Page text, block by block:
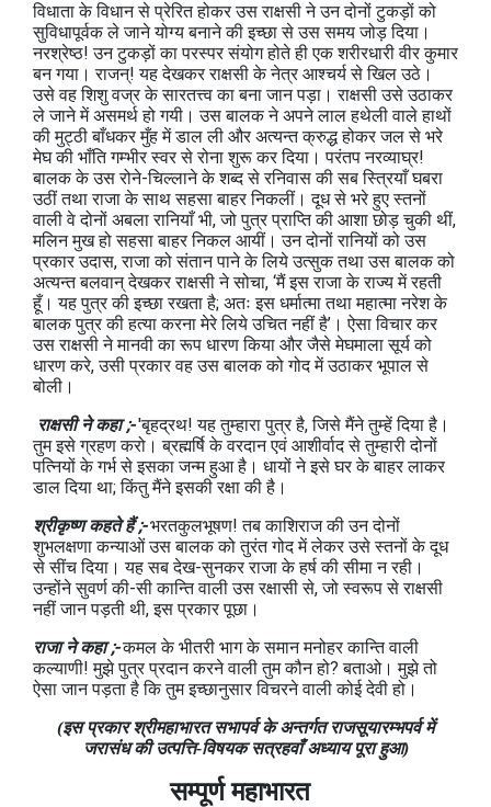
विधाता के विधान से प्रेरित होकर उस राक्षसी ने उन दोनों टुकड़ों को
सुविधापूर्वक ले जाने योग्य बनाने की इच्छा से उस समय जोड़ दिया।
नरश्रेष्ठ! उन टुकड़ों का परस्पर संयोग होते ही एक शरीरधारी वीर कुमार
बन गया। राजन्! यह देखकर राक्षसी के नेत्र आश्चर्य से खिल उठे।
उसे वह शिशु वज्र के सारतत्त्व का बना जान पड़ा। राक्षसी उसे उठाकर
ले जाने में असमर्थ हो गयी। उस बालक ने अपने लाल हथेली वाले हाथों
की मुट्ठी बाँधकर मुँह में डाल ली और अत्यन्त क्रुद्ध होकर जल से भरे
मेघ की भाँति गम्भीर स्वर से रोना शुरू कर दिया। परंतप नरव्याघ्र!
बालक के उस रोने-चिल्लाने के शब्द से रनिवास की सब स्त्रियाँ घबरा
उठीं तथा राजा के साथ सहसा बाहर निकलीं। दूध से भरे हुए स्तनों
वाली वे दोनों अबला रानियाँ भी, जो पुत्र प्राप्ति की आशा छोड़ चुकी थीं,
मलिन मुख हो सहसा बाहर निकल आयीं। उन दोनों रानियों को उस
प्रकार उदास, राजा को संतान पाने के लिये उत्सुक तथा उस बालक को
अत्यन्त बलवान् देखकर राक्षसी ने सोचा, ‘मैं इस राजा के राज्य में रहती
हूँ। यह पुत्र की इच्छा रखता है; अतः इस धर्मात्मा तथा महात्मा नरेश के
बालक पुत्र की हत्या करना मेरे लिये उचित नहीं है’। ऐसा विचार कर
उस राक्षसी ने मानवी का रूप धारण किया और जैसे मेघमाला सूर्य को
धारण करे, उसी प्रकार वह उस बालक को गोद में उठाकर भूपाल से
बोली।
राक्षसी ने कहा ;-'बृहद्रथ! यह तुम्हारा पुत्र है, जिसे मैंने तुम्हें दिया है।
तुम इसे ग्रहण करो। ब्रह्मर्षि के वरदान एवं आशीर्वाद से तुम्हारी दोनों
पत्नियों के गर्भ से इसका जन्म हुआ है। धायों ने इसे घर के बाहर लाकर
डाल दिया था; किंतु मैंने इसकी रक्षा की है।
श्रीकृष्ण कहते हैं ;-भरतकुलभूषण! तब काशिराज की उन दोनों
शुभलक्षणा कन्याओं उस बालक को तुरंत गोद में लेकर उसे स्तनों के दूध
से सींच दिया। यह सब देख-सुनकर राजा के हर्ष की सीमा न रही।
उन्होंने सुवर्ण की-सी कान्ति वाली उस रक्षासी से, जो स्वरूप से राक्षसी
नहीं जान पड़ती थी, इस प्रकार पूछा।
राजा ने कहा ;-कमल के भीतरी भाग के समान मनोहर कान्ति वाली
कल्याणी! मुझे पुत्र प्रदान करने वाली तुम कौन हो? बताओ। मुझे तो
ऐसा जान पड़ता है कि तुम इच्छानुसार विचरने वाली कोई देवी हो।
(इस प्रकार श्रीमहाभारत सभापर्व के अन्तर्गत राजसूयारम्भपर्व में
जरासंध की उत्पत्ति-विषयक सत्रहवाँ अध्याय पूरा हुआ)
सम्पूर्ण महाभारत